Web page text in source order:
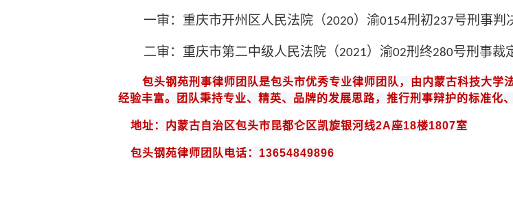
一审：重庆市开州区人民法院（2020）渝0154刑初237号刑事判
二审：重庆市第二中级人民法院（2021）渝02刑终280号刑事裁
包头钢苑刑事律师团队是包头市优秀专业律师团队，由内蒙古科技大学
经验丰富。团队秉持专业、精英、品牌的发展思路，推行刑事辩护的标准化
地址：内蒙古自治区包头市昆都仑区凯旋银河线2A座18楼1807室
包头钢苑律师团队电话： 13654849896